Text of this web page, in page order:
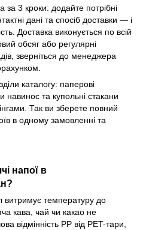
3 кроки: додайте потрібні
дані та спосіб доставки — і
Доставка виконується по всій
обсяг або регулярні
зверніться до менеджера
каталогу: паперові
навинос та купольні стакани
Так ви зберете повний
в одному замовленні та
напої в
витримує температуру до
кава, чай чи какао не
відмінність PP від PET-тари,